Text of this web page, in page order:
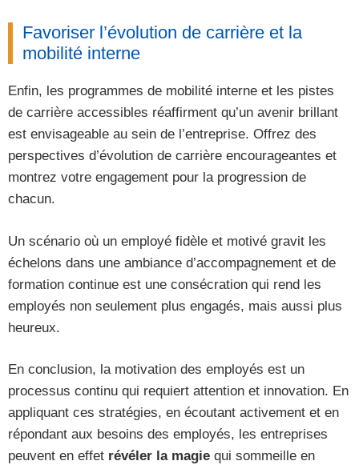
Favoriser l’évolution de carrière et la
mobilité interne
Enfin, les programmes de mobilité interne et les pistes
de carrière accessibles réaffirment qu’un avenir brillant
est envisageable au sein de l’entreprise. Offrez des
perspectives d’évolution de carrière encourageantes et
montrez votre engagement pour la progression de
chacun.
Un scénario où un employé fidèle et motivé gravit les
échelons dans une ambiance d’accompagnement et de
formation continue est une consécration qui rend les
employés non seulement plus engagés, mais aussi plus
heureux.
En conclusion, la motivation des employés est un
processus continu qui requiert attention et innovation. En
appliquant ces stratégies, en écoutant activement et en
répondant aux besoins des employés, les entreprises
peuvent en effet révéler la magie qui sommeille en